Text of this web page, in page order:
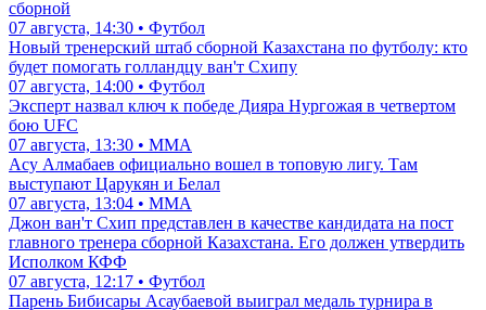
сборной
07 августа, 14:30 • Футбол
Новый тренерский штаб сборной Казахстана по футболу: кто
будет помогать голландцу ван'т Схипу
07 августа, 14:00 • Футбол
Эксперт назвал ключ к победе Дияра Нургожая в четвертом
бою UFC
07 августа, 13:30 • ММА
Асу Алмабаев официально вошел в топовую лигу. Там
выступают Царукян и Белал
07 августа, 13:04 • ММА
Джон ван'т Схип представлен в качестве кандидата на пост
главного тренера сборной Казахстана. Его должен утвердить
Исполком КФФ
07 августа, 12:17 • Футбол
Парень Бибисары Асаубаевой выиграл медаль турнира в